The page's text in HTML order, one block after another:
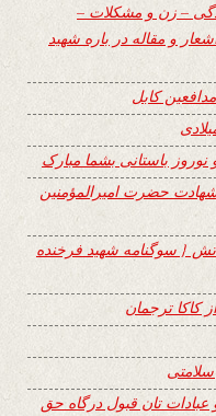
– زن و مشکلات –
و مقاله در باره شهید
کابل
باستانی بشما مبارک
حضرت امیرالمؤمنین
{ سوگنامه شهید فرخنده
کاکا ترجمان
تان قبول درگاه حق